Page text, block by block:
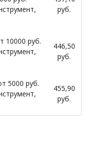
руб.
10000 руб.
446,50
руб.
5000 руб.
455,90
руб.